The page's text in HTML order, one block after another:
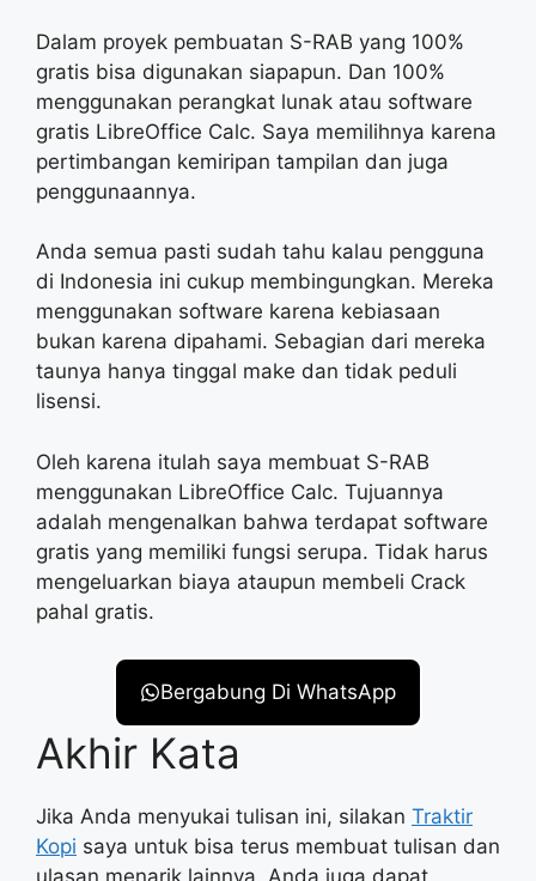
Dalam proyek pembuatan S-RAB yang 100%
gratis bisa digunakan siapapun. Dan 100%
menggunakan perangkat lunak atau software
gratis LibreOffice Calc. Saya memilihnya karena
pertimbangan kemiripan tampilan dan juga
penggunaannya.
Anda semua pasti sudah tahu kalau pengguna
di Indonesia ini cukup membingungkan. Mereka
menggunakan software karena kebiasaan
bukan karena dipahami. Sebagian dari mereka
taunya hanya tinggal make dan tidak peduli
lisensi.
Oleh karena itulah saya membuat S-RAB
menggunakan LibreOffice Calc. Tujuannya
adalah mengenalkan bahwa terdapat software
gratis yang memiliki fungsi serupa. Tidak harus
mengeluarkan biaya ataupun membeli Crack
pahal gratis.
Bergabung Di WhatsApp
Akhir Kata
Jika Anda menyukai tulisan ini, silakan Traktir
Kopi saya untuk bisa terus membuat tulisan dan